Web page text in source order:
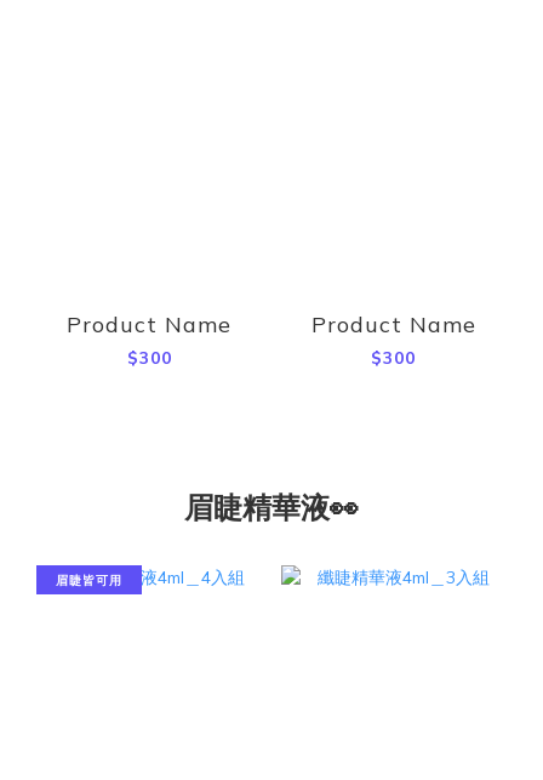
Product Name
$300
Product Name
$300
眉睫精華液👀
眉睫皆可用